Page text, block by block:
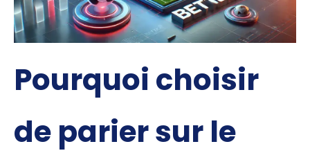
Pourquoi choisir
de parier sur le